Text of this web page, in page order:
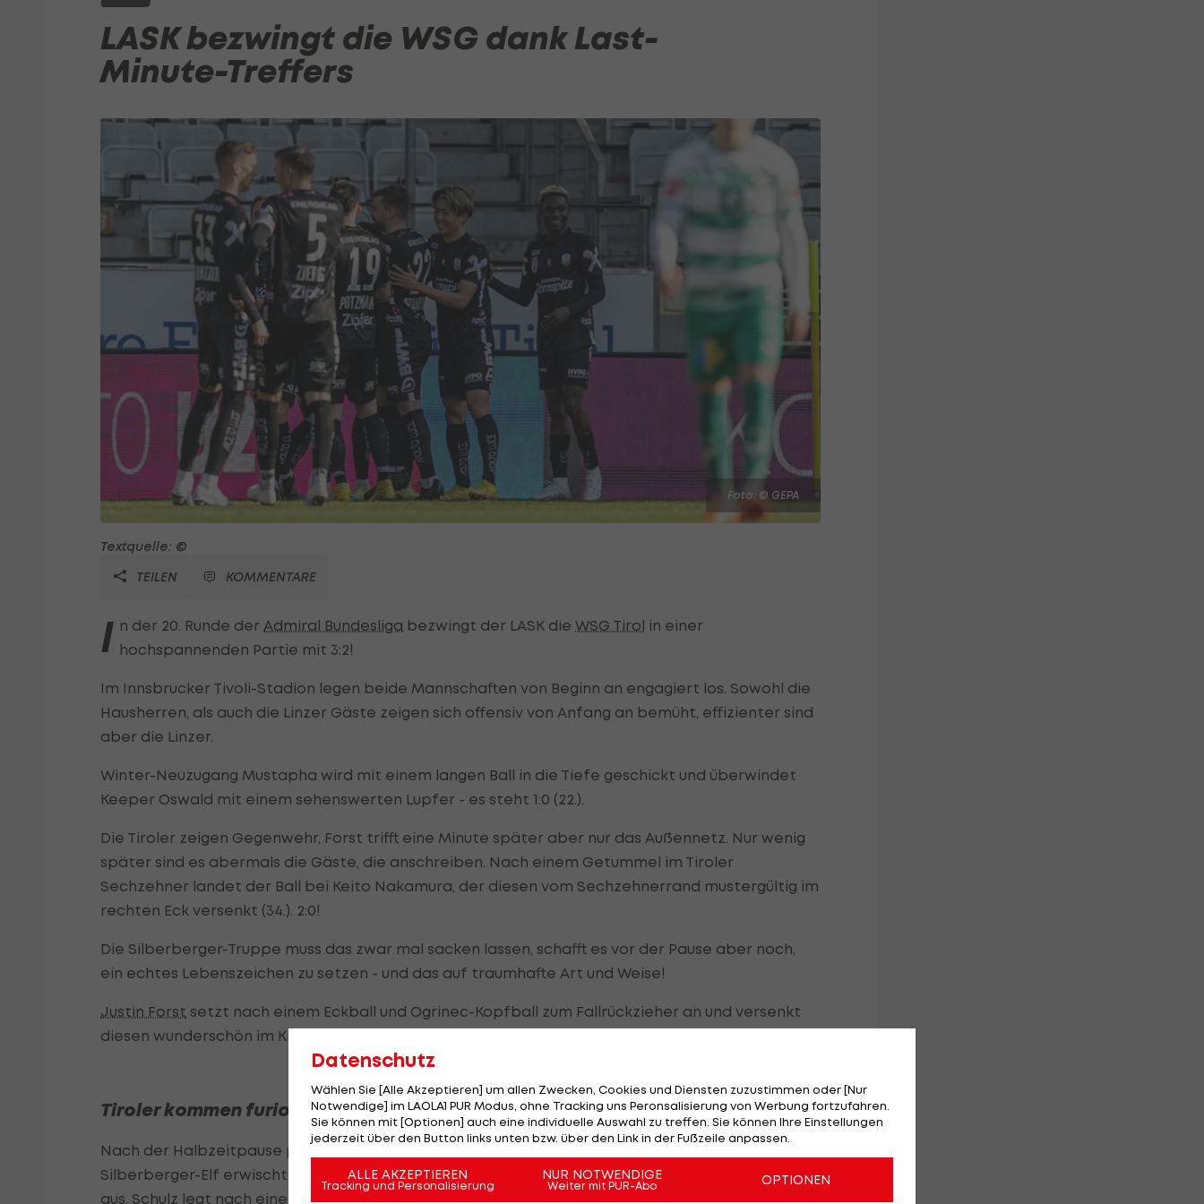
LASK bezwingt die WSG dank Last-
Minute-Treffers
Foto: © GEPA
Textquelle: ©
TEILEN
KOMMENTARE
I n der 20. Runde der Admiral Bundesliga bezwingt der LASK die WSG Tirol in einer
hochspannenden Partie mit 3:2!
Im Innsbrucker Tivoli-Stadion legen beide Mannschaften von Beginn an engagiert los. Sowohl die
Hausherren, als auch die Linzer Gäste zeigen sich offensiv von Anfang an bemüht, effizienter sind
aber die Linzer.
Winter-Neuzugang Mustapha wird mit einem langen Ball in die Tiefe geschickt und überwindet
Keeper Oswald mit einem sehenswerten Lupfer - es steht 1:0 (22.).
Die Tiroler zeigen Gegenwehr, Forst trifft eine Minute später aber nur das Außennetz. Nur wenig
später sind es abermals die Gäste, die anschreiben. Nach einem Getummel im Tiroler
Sechzehner landet der Ball bei Keito Nakamura, der diesen vom Sechzehnerrand mustergültig im
rechten Eck versenkt (34.). 2:0!
Die Silberberger-Truppe muss das zwar mal sacken lassen, schafft es vor der Pause aber noch,
ein echtes Lebenszeichen zu setzen - und das auf traumhafte Art und Weise!
Justin Forst setzt nach einem Eckball und Ogrinec-Kopfball zum Fallrückzieher an und versenkt
diesen wunderschön im Kreuzeck (45.).
Tiroler kommen furios aus der Pause
Nach der Halbzeitpause präsentieren sich die Tiroler dann aber wie ausgewechselt. Die
Silberberger-Elf erwischt die noch schlafenden Gäste am falschen Fuß und gleicht tatsächlich
aus. Schulz legt nach einem Eckball am Sechzehnerrand auf Valentino Müller ab, der setzt einen
Datenschutz
Wählen Sie [Alle Akzeptieren] um allen Zwecken, Cookies und Diensten zuzustimmen oder [Nur
Notwendige] im LAOLA1 PUR Modus, ohne Tracking uns Peronsalisierung von Werbung fortzufahren.
Sie können mit [Optionen] auch eine individuelle Auswahl zu treffen. Sie können Ihre Einstellungen
jederzeit über den Button links unten bzw. über den Link in der Fußzeile anpassen.
ALLE AKZEPTIEREN
Tracking und Personalisierung
NUR NOTWENDIGE
Weiter mit PUR-Abo OPTIONEN